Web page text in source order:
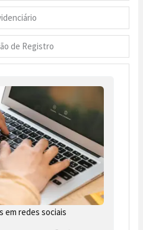
de Registro
em redes sociais